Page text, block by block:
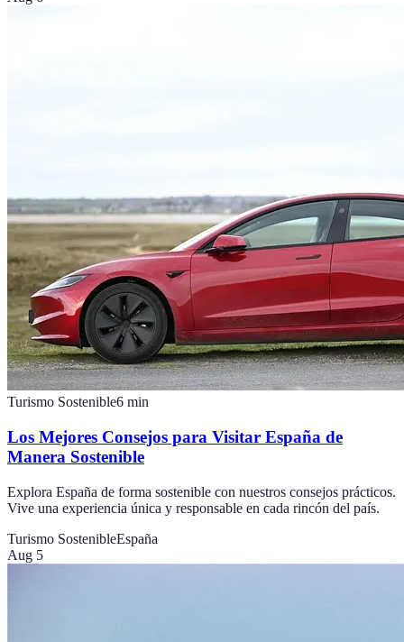
Turismo Sostenible6 min
Los Mejores Consejos para Visitar España de
Manera Sostenible
Explora España de forma sostenible con nuestros consejos prácticos.
Vive una experiencia única y responsable en cada rincón del país.
Turismo SostenibleEspaña
Aug 5